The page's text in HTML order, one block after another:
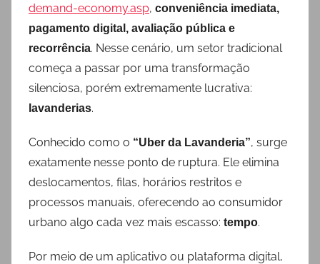
demand-economy.asp, conveniência imediata,
pagamento digital, avaliação pública e
recorrência. Nesse cenário, um setor tradicional
começa a passar por uma transformação
silenciosa, porém extremamente lucrativa:
lavanderias.
Conhecido como o “Uber da Lavanderia”, surge
exatamente nesse ponto de ruptura. Ele elimina
deslocamentos, filas, horários restritos e
processos manuais, oferecendo ao consumidor
urbano algo cada vez mais escasso: tempo.
Por meio de um aplicativo ou plataforma digital,